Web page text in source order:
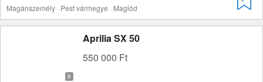
Magánszemély · Pest vármegye · Maglód
Aprilia SX 50
550 000 Ft